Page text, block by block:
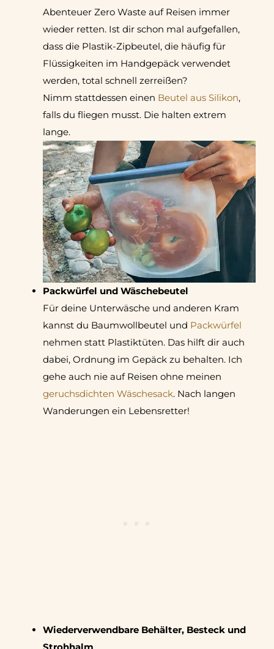
Abenteuer Zero Waste auf Reisen immer
wieder retten. Ist dir schon mal aufgefallen,
dass die Plastik-Zipbeutel, die häufig für
Flüssigkeiten im Handgepäck verwendet
werden, total schnell zerreißen?
Nimm stattdessen einen Beutel aus Silikon,
falls du fliegen musst. Die halten extrem
lange.
Packwürfel und Wäschebeutel
Für deine Unterwäsche und anderen Kram
kannst du Baumwollbeutel und Packwürfel
nehmen statt Plastiktüten. Das hilft dir auch
dabei, Ordnung im Gepäck zu behalten. Ich
gehe auch nie auf Reisen ohne meinen
geruchsdichten Wäschesack. Nach langen
Wanderungen ein Lebensretter!
Wiederverwendbare Behälter, Besteck und